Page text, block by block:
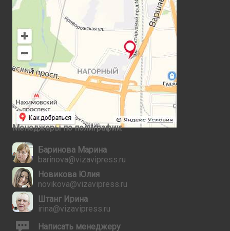
Менеджеры по полиграфии:
Баринова Марина
barinova@vizavipress.ru
Новикова Юлия
novikova@vizavipress.ru
Штанг Ирина
irina@vizavipress.ru
Написать менеджеру